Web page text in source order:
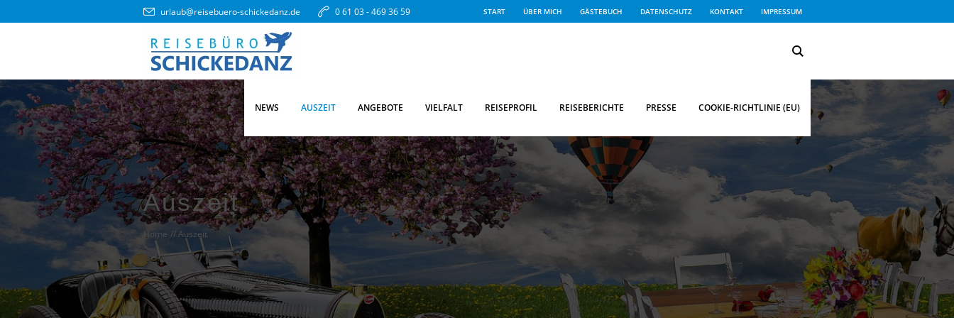
START ÜBER MICH GÄSTEBUCH DATENSCHUTZ KONTAKT IMPRESSUM
urlaub@reisebuero-schickedanz.de 0 61 03 - 469 36 59
NEWS AUSZEIT ANGEBOTE VIELFALT REISEPROFIL REISEBERICHTE PRESSE COOKIE-RICHTLINIE (EU)
Auszeit
Home //Auszeit